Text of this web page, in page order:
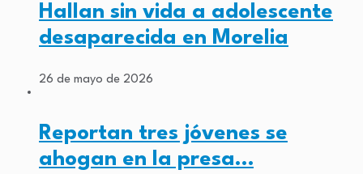
Hallan sin vida a adolescente
desaparecida en Morelia
26 de mayo de 2026
Reportan tres jóvenes se
ahogan en la presa…